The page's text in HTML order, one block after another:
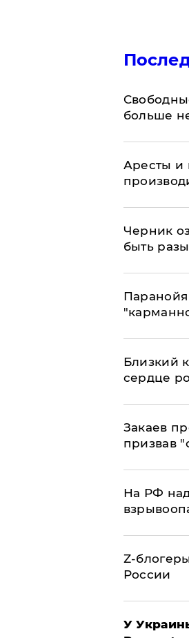
больше
Аресты и
Черник
быть
Близкий
сердце
Закаев
призвав
На РФ
Z-
России
У